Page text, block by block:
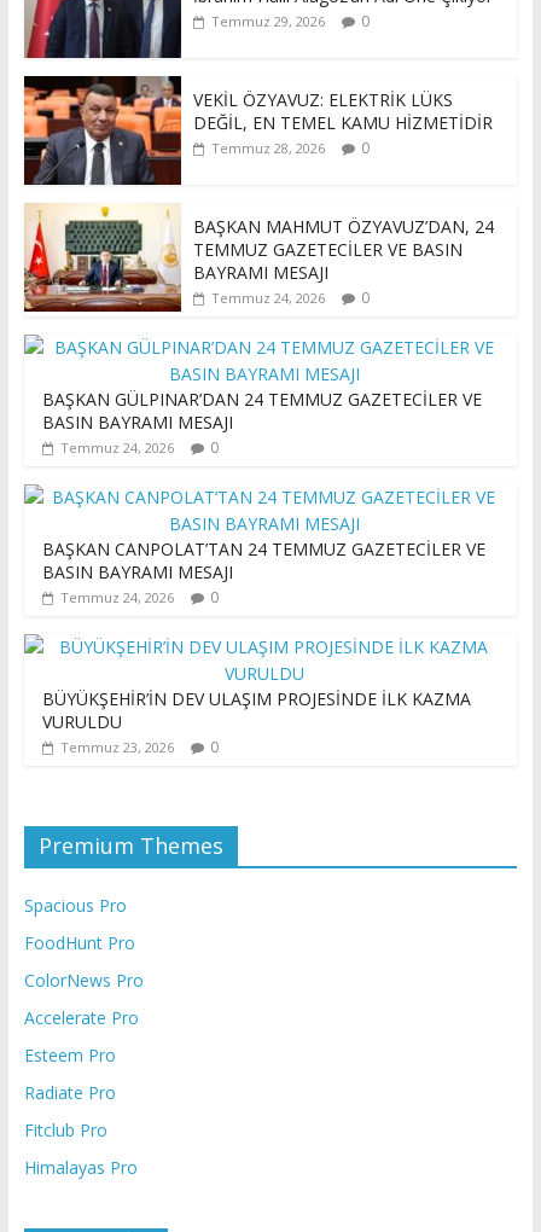
Temmuz 29, 2026 0
VEKİL ÖZYAVUZ: ELEKTRİK LÜKS
DEĞİL, EN TEMEL KAMU HİZMETİDİR
Temmuz 28, 2026 0
BAŞKAN MAHMUT ÖZYAVUZ’DAN, 24
TEMMUZ GAZETECİLER VE BASIN
BAYRAMI MESAJI
Temmuz 24, 2026 0
BAŞKAN GÜLPINAR’DAN 24 TEMMUZ GAZETECİLER VE
BASIN BAYRAMI MESAJI
Temmuz 24, 2026 0
BAŞKAN CANPOLAT’TAN 24 TEMMUZ GAZETECİLER VE
BASIN BAYRAMI MESAJI
Temmuz 24, 2026 0
BÜYÜKŞEHİR’İN DEV ULAŞIM PROJESİNDE İLK KAZMA
VURULDU
Temmuz 23, 2026 0
Premium Themes
Spacious Pro
FoodHunt Pro
ColorNews Pro
Accelerate Pro
Esteem Pro
Radiate Pro
Fitclub Pro
Himalayas Pro